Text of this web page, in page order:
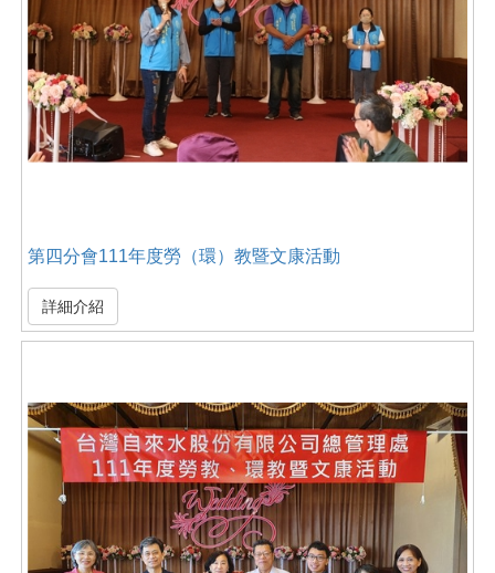
第四分會111年度勞（環）教暨文康活動
詳細介紹